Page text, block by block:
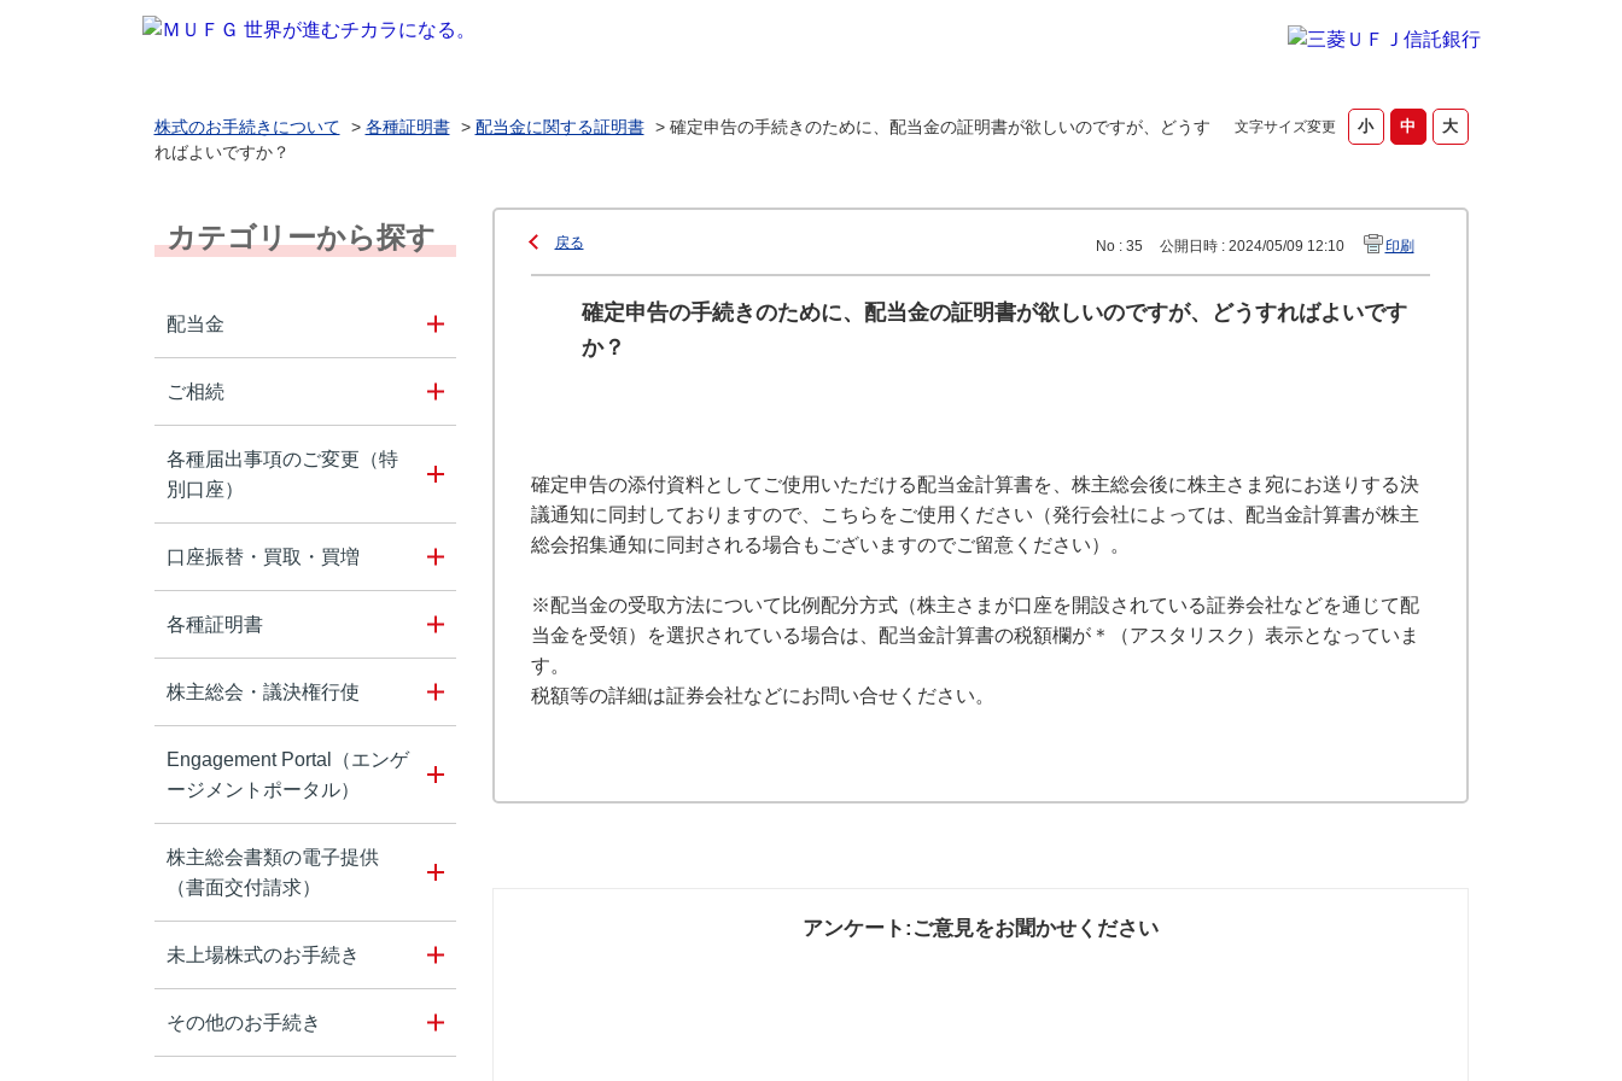
文字サイズ変更
株式のお手続きについて > 各種証明書 > 配当金に関する証明書 > 確定申告の手続きのために、配当金の証明書が欲しいのですが、どうす
ればよいですか？
カテゴリーから探す
配当金
ご相続
各種届出事項のご変更（特
別口座）
口座振替・買取・買増
各種証明書
株主総会・議決権行使
Engagement Portal（エンゲ
ージメントポータル）
株主総会書類の電子提供
（書面交付請求）
未上場株式のお手続き
その他のお手続き
戻る No : 35 公開日時 : 2024/05/09 12:10 印刷
確定申告の手続きのために、配当金の証明書が欲しいのですが、どうすればよいです
か？
確定申告の添付資料としてご使用いただける配当金計算書を、株主総会後に株主さま宛にお送りする決
議通知に同封しておりますので、こちらをご使用ください（発行会社によっては、配当金計算書が株主
総会招集通知に同封される場合もございますのでご留意ください）。
※配当金の受取方法について比例配分方式（株主さまが口座を開設されている証券会社などを通じて配
当金を受領）を選択されている場合は、配当金計算書の税額欄が＊（アスタリスク）表示となっていま
す。
税額等の詳細は証券会社などにお問い合せください。
アンケート:ご意見をお聞かせください